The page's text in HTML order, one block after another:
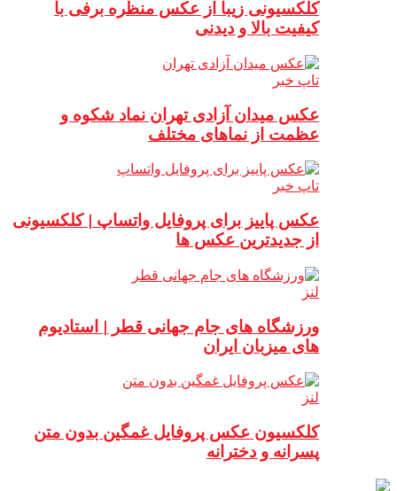
کلکسیونی زیبا از عکس منظره برفی با
کیفیت بالا و دیدنی
تاپ خبر
عکس میدان آزادی تهران نماد شکوه و
عظمت از نماهای مختلف
تاپ خبر
عکس پاییز برای پروفایل واتساپ | کلکسیونی
از جدیدترین عکس ها
لنز
ورزشگاه های جام جهانی قطر | استادیوم
های میزبان ایران
لنز
کلکسیون عکس پروفایل غمگین بدون متن
پسرانه و دخترانه